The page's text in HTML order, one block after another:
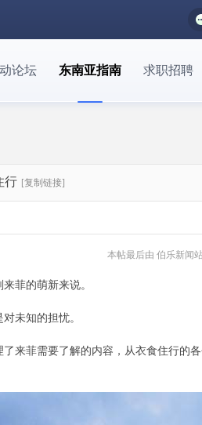
论坛 东南亚指南 求职招聘
行 [复制链接]
本帖最后由 伯乐新闻
菲的萌新来说。
未知的担忧。
来菲需要了解的内容，从衣食住行的